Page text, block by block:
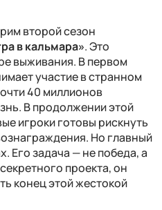
второй сезон
в кальмара». Это
выживания. В первом
участие в странном
40 миллионов
В продолжении этой
игроки готовы рискнуть
Но главный
Его задача — не победа, а
проекта, он
конец этой жестокой